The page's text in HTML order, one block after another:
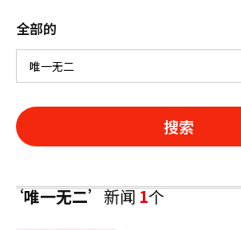
全部的
搜索
‘唯一无二’新闻1个